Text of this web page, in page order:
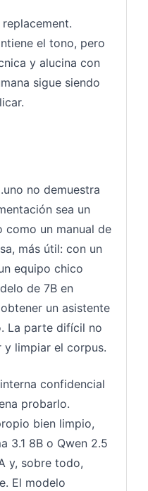
el tono, pero
y alucina con
sigue siendo
no demuestra
sea un
como un manual de
más útil: con un
equipo chico
de 7B en
un asistente
La parte difícil no
y limpiar el corpus.
confidencial
probarlo.
bien limpio,
3.1 8B o Qwen 2.5
y, sobre todo,
El modelo